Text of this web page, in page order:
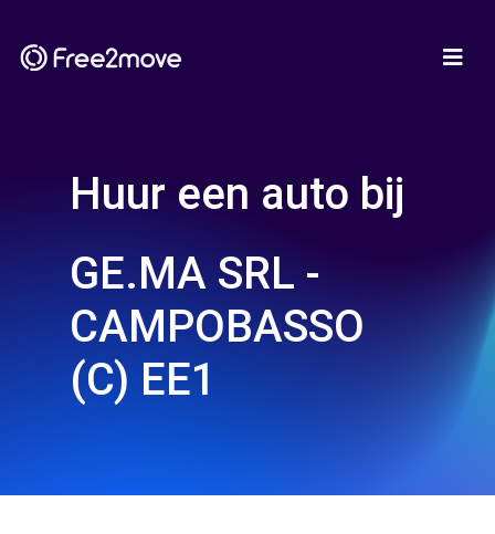
Huur een auto bij
GE.MA SRL -
CAMPOBASSO
(C) EE1